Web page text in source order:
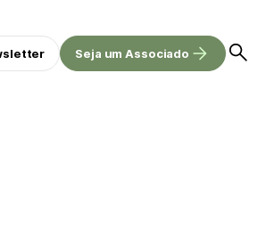
Seja um Associado